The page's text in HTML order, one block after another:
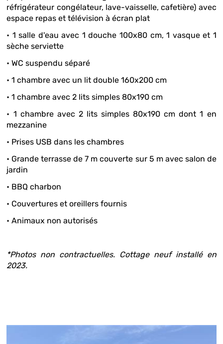
réfrigérateur congélateur, lave-vaisselle, cafetière) avec
espace repas et télévision à écran plat
• 1 salle d'eau avec 1 douche 100x80 cm, 1 vasque et 1
sèche serviette
• WC suspendu séparé
• 1 chambre avec un lit double 160x200 cm
• 1 chambre avec 2 lits simples 80x190 cm
• 1 chambre avec 2 lits simples 80x190 cm dont 1 en
mezzanine
• Prises USB dans les chambres
• Grande terrasse de 7 m couverte sur 5 m avec salon de
jardin
• BBQ charbon
• Couvertures et oreillers fournis
• Animaux non autorisés
*Photos non contractuelles. Cottage neuf installé en
2023.